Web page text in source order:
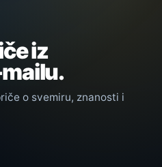
iz
o svemiru, znanosti i